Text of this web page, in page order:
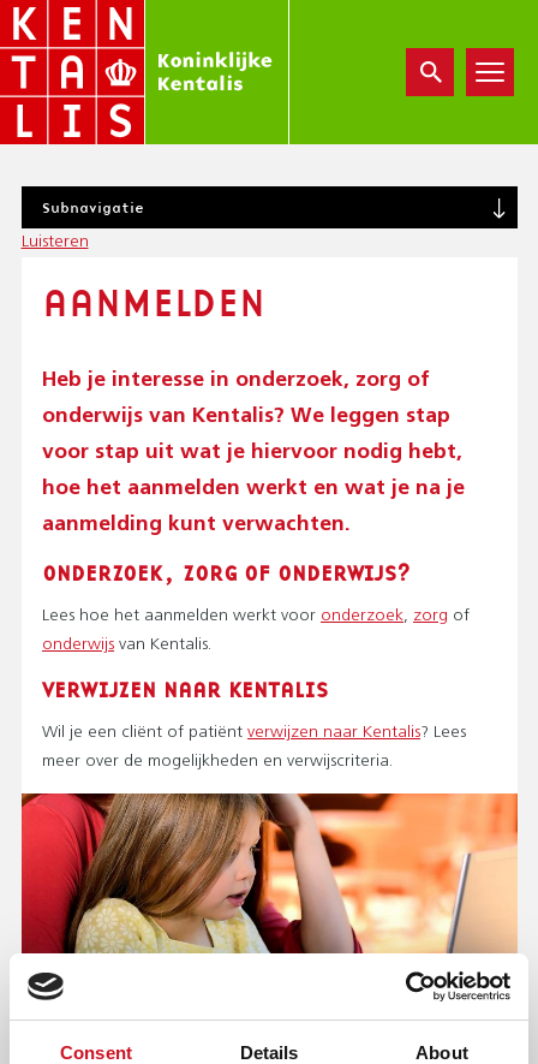
Consent Details About
Overslaan
en
de
inhoud
U
B
Subnavigatie
Luisteren
AANMELDEN
Heb je interesse in onderzoek, zorg of
onderwijs van Kentalis? We leggen stap
voor stap uit wat je hiervoor nodig hebt,
hoe het aanmelden werkt en wat je na je
aanmelding kunt verwachten.
ONDERZOEK, ZORG OF ONDERWIJS?
Lees hoe het aanmelden werkt voor onderzoek, zorg of
onderwijs van Kentalis.
VERWIJZEN NAAR KENTALIS
Wil je een cliënt of patiënt verwijzen naar Kentalis? Lees
meer over de mogelijkheden en verwijscriteria.